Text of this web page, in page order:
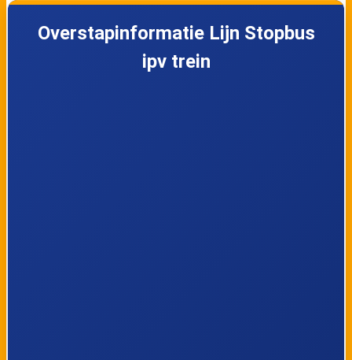
Overstapinformatie Lijn Stopbus
ipv trein